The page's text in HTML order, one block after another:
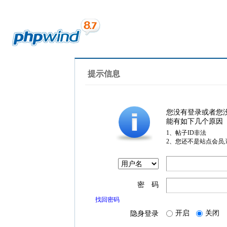
提示信息
您没有登录或者您
能有如下几个原因
1、帖子ID非法
2、您还不是站点会员
密 码
找回密码
隐身登录 开启 关闭